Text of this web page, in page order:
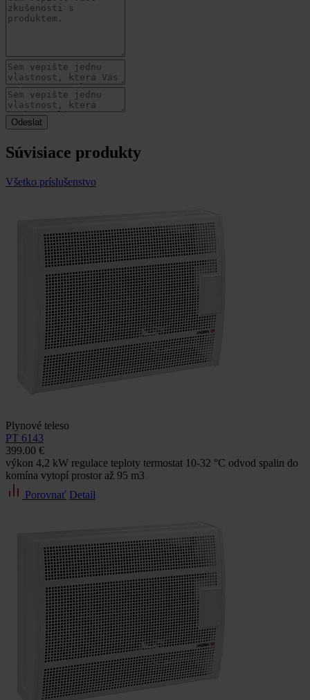
Súvisiace produkty
Všetko príslušenstvo
Plynové teleso
PT 6143
399.00 €
výkon 4,2 kW regulace teploty termostat 10-32 °C odvod spalin do
komína vytopí prostor až 95 m3
Porovnať Detail